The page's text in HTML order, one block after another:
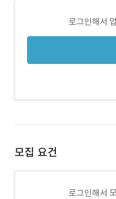
로그인해서
모집 요건
로그인해서